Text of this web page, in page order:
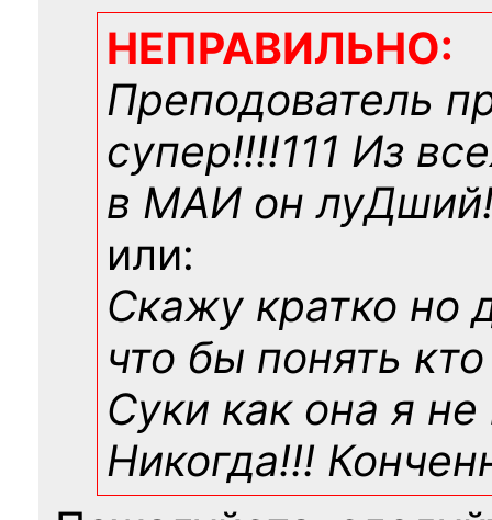
НЕПРАВИЛЬНО:
Преподователь
супер!!!!111 Из
в МАИ он
или:
Скажу кратко но
что бы понять
Суки как она я не
Никогда!!!